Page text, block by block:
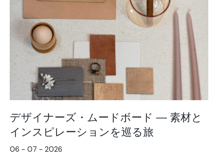
Focus
The moodboard series
Trends
デザイナーズ・ムードボード ― 素材と
インスピレーションを巡る旅
06 - 07 - 2026